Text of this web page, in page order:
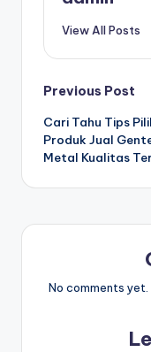
View All Posts
Post
Previous Post
Cari Tahu Tips
Produk Jual
Metal Kualitas
No comments